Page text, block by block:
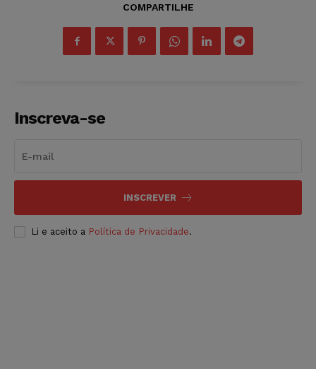
COMPARTILHE
Inscreva-se
INSCREVER
Li e aceito a Política de Privacidade.